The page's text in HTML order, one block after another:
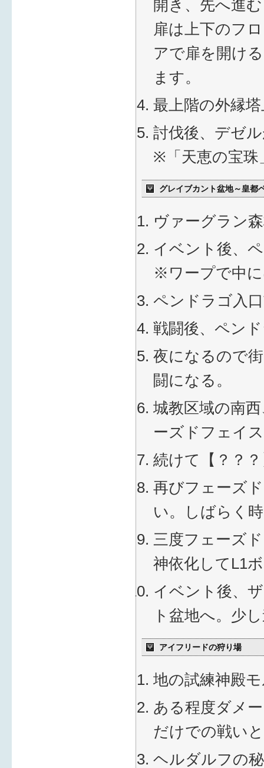
開き、先へ進
扉は上下のフ
アで扉を開け
ます。
最上階の外縁
討伐後、デゼ
※「天恵の宝珠
グレイブカント盆地～皇都
ヴァーグラン
イベント後、
※ワープで中
ペンドラゴ入
戦闘後、ペン
夜になるので
闘になる。
城教区域の南
ーズドフェイ
続けて【？？
再びフェーズ
い。しばらく
三度フェーズ
神依化してL1
イベント後、
ト盆地へ。少
アイフリードの狩り場
地の試練神殿
ある程度ダメ
だけでの戦い
ヘルダルフの